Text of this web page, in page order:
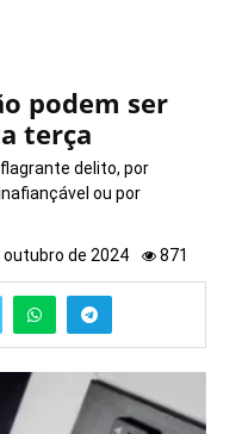
podem ser
terça
delito, por
ou por
outubro de 2024 871